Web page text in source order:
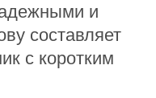
и
составляет
с коротким